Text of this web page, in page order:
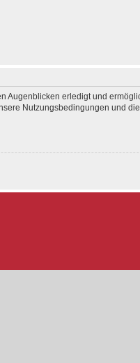
erledigt und
Nutzungsbedingungen und